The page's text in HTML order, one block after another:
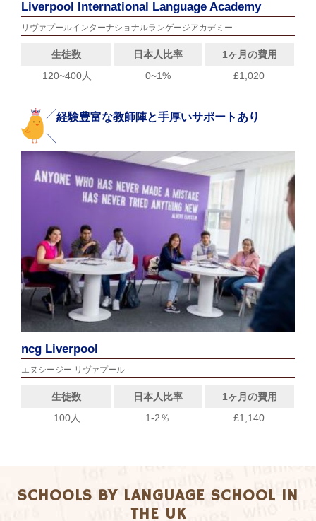
Liverpool International Language Academy
リヴァプールインターナショナルランゲージアカデミー
生徒数 日本人比率
1ヶ月の費用
120~400人
0~1% £1,020
経験豊富な教師陣と手厚いサポートあり
ncg Liverpool
エヌシージー リヴァプール
生徒数 日本人比率
1ヶ月の費用
100人
1-2％ £1,140
SCHOOLS BY LANGUAGE SCHOOL IN
THE UK